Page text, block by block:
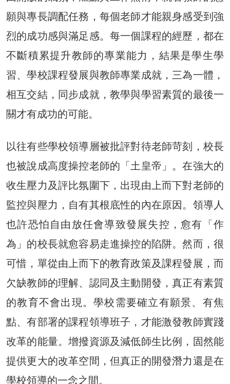
願與專長調配任務，每個老師才能親身感受到強
烈的成功感與滿足感。每一個課程的經歷，都在
不斷積累提升教師的專業能力，結果是學生學
習、學校課程發展與教師專業成就，三為一體，
相互交結，同步成就，教學與學習素質的最後一
關才有成功的可能。
以往有些學校領導層被批評對待老師苛刻，校長
也被說成高度操控老師的「土皇帝」。在強大的
收生壓力及評比氛圍下，出現由上而下對老師的
監控與壓力，自有其根底性的內在原因。領導人
也許恐怕自由放任會導致發展失控，愈有「作
為」的校長就愈容易走進操控的陷阱。然而，很
可惜，單從由上而下的教育政策及課程發展，而
欠缺教師的理解、認同及主動開發，真正有素質
的教育不會出現。學校需要確立有願景、有焦
點、有部署的課程領導班子，才能激發教師實踐
改革的能量。增撥資源及減低師生比例，固然能
提供更大的改革空間，但真正的開發潛力還是在
學校領導的一念之間。